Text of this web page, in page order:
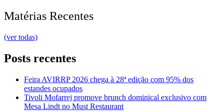
Matérias Recentes
(ver todas)
Posts recentes
Feira AVIRRP 2026 chega à 28ª edição com 95% dos
estandes ocupados
Tivoli Mofarrej promove brunch dominical exclusivo com
Mesa Lindt no Must Restaurant